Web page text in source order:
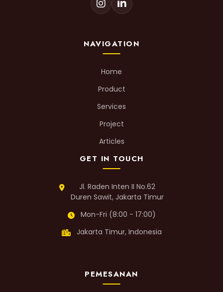
NAVIGATION
Home
Product
Services
Project
Articles
GET IN TOUCH
Jl. Raden Inten II No.62
Duren Sawit, Jakarta Timur
Mon-Fri (8:00 - 17:00)
Jakarta Timur, Indonesia
PEMESANAN